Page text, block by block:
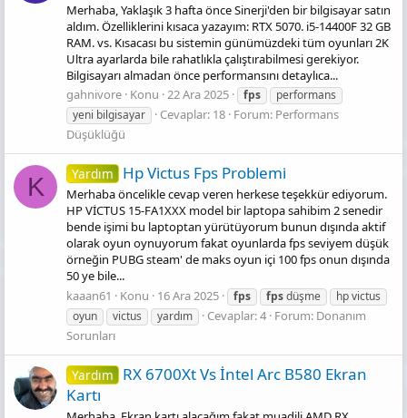
Merhaba, Yaklaşık 3 hafta önce Sinerji'den bir bilgisayar satın
aldım. Özelliklerini kısaca yazayım: RTX 5070. i5-14400F 32 GB
RAM. vs. Kısacası bu sistemin günümüzdeki tüm oyunları 2K
Ultra ayarlarda bile rahatlıkla çalıştırabilmesi gerekiyor.
Bilgisayarı almadan önce performansını detaylıca...
gahnivore Konu 22 Ara 2025 fps
performans
yeni bilgisayar
Cevaplar: 18 Forum: Performans
Düşüklüğü
K Yardım Hp Vi̇ctus Fps Problemi̇
Merhaba öncelikle cevap veren herkese teşekkür ediyorum.
HP VİCTUS 15-FA1XXX model bir laptopa sahibim 2 senedir
bende işimi bu laptoptan yürütüyorum bunun dışında aktif
olarak oyun oynuyorum fakat oyunlarda fps seviyem düşük
örneğin PUBG steam' de maks oyun içi 100 fps onun dışında
50 ye bile...
kaaan61
Konu 16 Ara 2025 fps fpsdüşme
hp victus
oyun
victus yardım Cevaplar: 4 Forum: Donanım
Sorunları
Yardım
RX 6700Xt Vs İntel Arc B580 Ekran
Kartı